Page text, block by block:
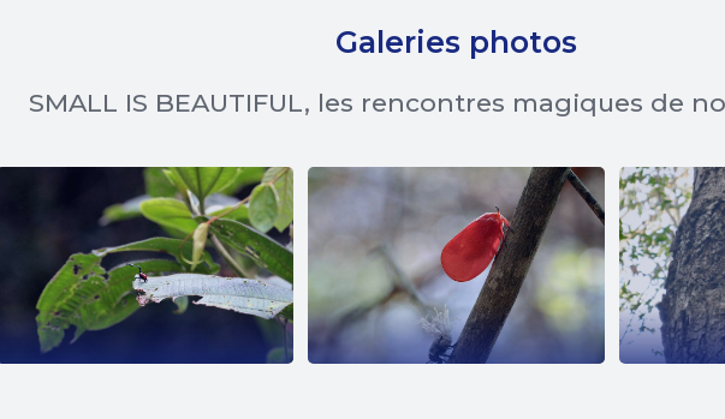
Galeries photos
SMALL IS BEAUTIFUL, les rencontres magiques de